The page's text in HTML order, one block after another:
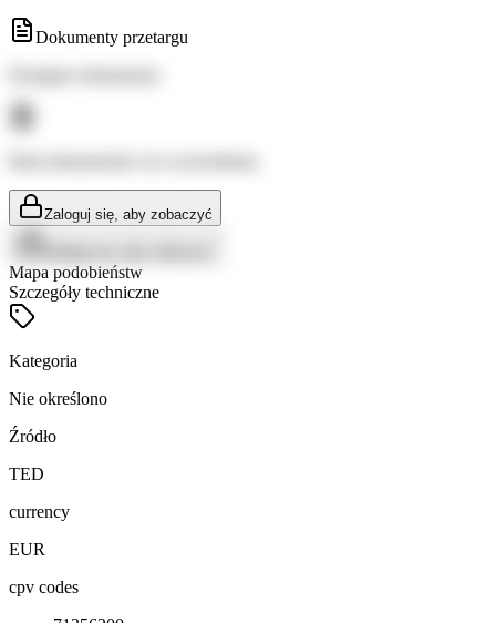
Dokumenty przetargu
Zaloguj się, aby zobaczyć
Mapa podobieństw
Szczegóły techniczne
Kategoria
Nie określono
Źródło
TED
currency
EUR
cpv codes